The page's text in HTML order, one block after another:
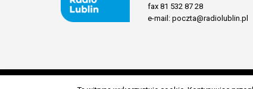
fax 81 532 87 28
e-mail: poczta@radiolublin.pl